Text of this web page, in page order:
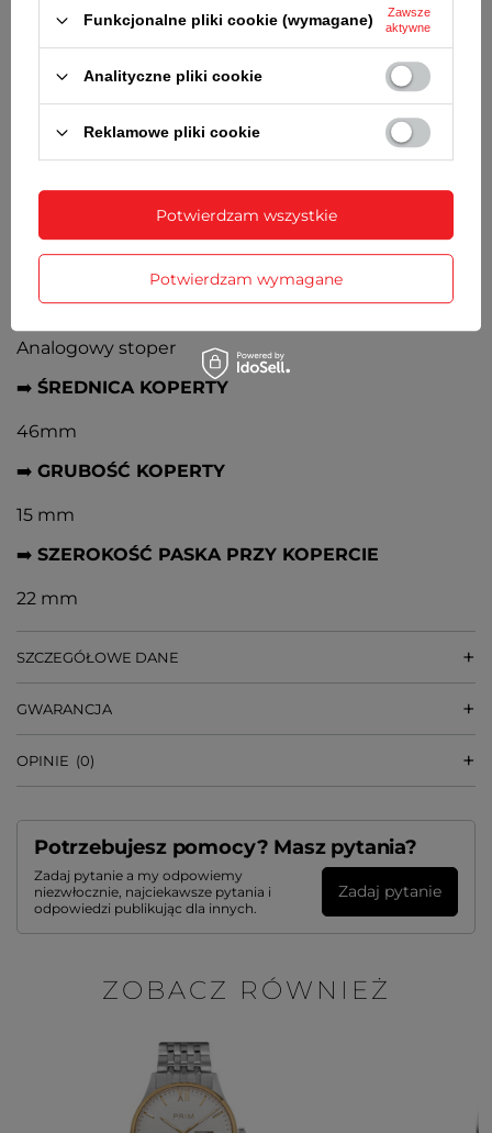
TARCZA
Czarna, wskazówki i indeksy w kolorze koperty
Czarno-niebieski, silikonowy, przeszywany
Wskaźnik dnia miesiąca umieszczony na godz. 3
CHRONOGRAF
Analogowy stoper
➡️ ŚREDNICA KOPERTY
46mm
➡️ GRUBOŚĆ KOPERTY
15 mm
➡️ SZEROKOŚĆ PASKA PRZY KOPERCIE
22 mm
SZCZEGÓŁOWE DANE
GWARANCJA
OPINIE (0)
Potrzebujesz pomocy? Masz pytania?
Zadaj pytanie a my odpowiemy
niezwłocznie, najciekawsze pytania i
odpowiedzi publikując dla innych.
Zadaj pytanie
ZOBACZ RÓWNIEŻ
Funkcjonalne pliki cookie (wymagane)
Zawsze
aktywne
Analityczne pliki cookie
Reklamowe pliki cookie
Potwierdzam wymagane
Potwierdzam wszystkie